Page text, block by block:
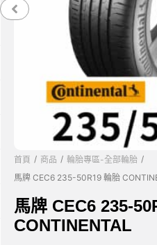
首頁 / 商品 / 輪胎專區-全部輪胎 /
馬牌 CEC6 235-50R19 輪胎
馬牌 CEC6 235-
CONTINENTAL